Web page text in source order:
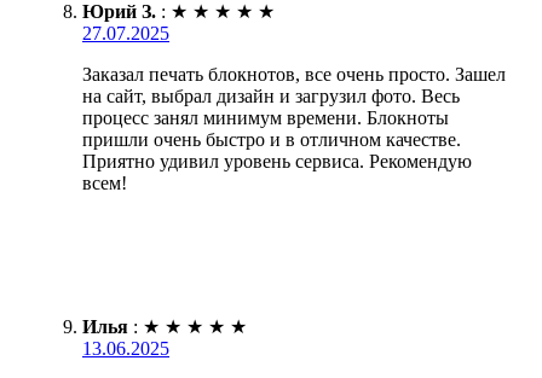
Юрий З. : ★ ★ ★ ★ ★
27.07.2025
Заказал печать блокнотов, все очень просто. Зашел
на сайт, выбрал дизайн и загрузил фото. Весь
процесс занял минимум времени. Блокноты
пришли очень быстро и в отличном качестве.
Приятно удивил уровень сервиса. Рекомендую
всем!
Илья : ★ ★ ★ ★ ★
13.06.2025